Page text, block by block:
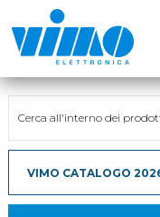
VIMO CATALOGO